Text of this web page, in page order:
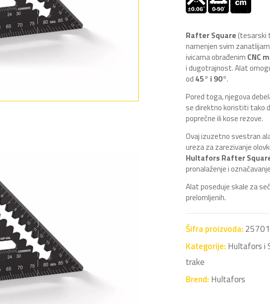
Rafter Square(tesarski
namenjen svim
ivicama obrađenim CNC
i dugotrajnost. Alat
od 45° i 90°.
Pored toga, njegova
se direktno koristiti tako
poprečne ili kose rezove.
Ovaj izuzetno svestran
ureza za zarezivanje
Hultafors Rafter
pronalaženje i
Alat poseduje skale za
prelomljenih.
Šifra proizvoda:
Kategorije: Hultafors i
trake
Brend: Hultafors